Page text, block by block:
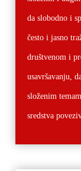
da slobodno i
često i jasno
društvenom i
usavršavanju,
složenim
sredstva